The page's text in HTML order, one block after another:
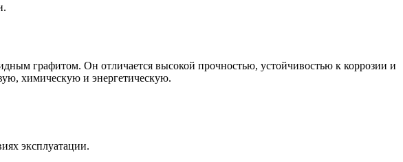
графитом. Он отличается высокой прочностью, устойчивостью к коррозии и
химическую и энергетическую.
эксплуатации.